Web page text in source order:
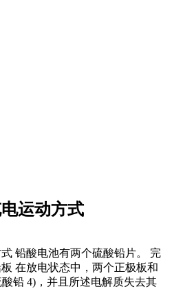
运动方式
铅酸电池有两个硫酸铅片。 完
在放电状态中，两个正极板和
铅 4)，并且所述电解质失去其